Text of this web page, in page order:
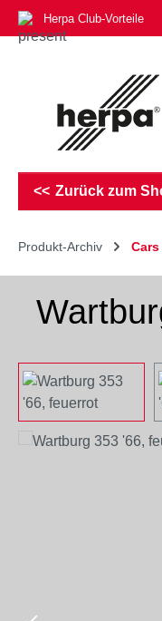
Hauptinhalt springen
Zur Suche springen
Zur Hauptnavigation
Herpa Club-Vorteile
Zurück zum
Produkt-Archiv
Bildergalerie